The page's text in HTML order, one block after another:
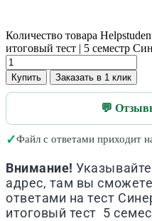
Количество товара
итоговый тест | 5 семестр
Купить Заказать в 1 клик
💬
✓Файл с ответами приходит
Внимание!
адрес, там вы
ответами на тест
итоговый тест 5